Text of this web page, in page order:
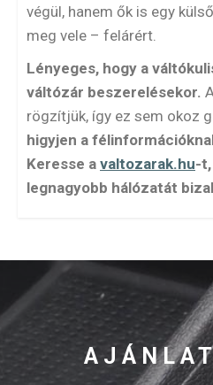
végül, hanem ők is egy
meg vele – felárért.
Lényeges, hogy a
váltózár beszerelésekor.
rögzítjük, így ez sem okoz
higyjen a
Keresse a valtozarak.hu-
legnagyobb hálózatát